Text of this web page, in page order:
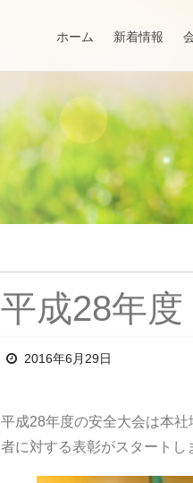
ホーム 新着情報
平成28年
2016年6月29日
平成28年度の安全大会は本
者に対する表彰がスタートし